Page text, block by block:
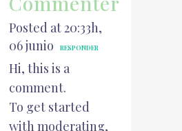
Posted at 20:33h,
06 junio
RESPONDER
Hi, this is a
comment.
To get started
with moderating,